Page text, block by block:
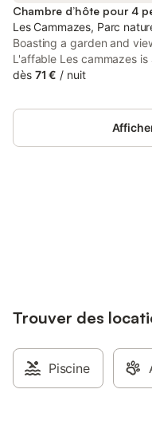
Les Cammazes, Parc
Boasting a garden and
L'affable Les cammazes is
breakfast set in a historic
Exhibition Centre.
dès 71 € / nuit
Trouver des
Piscine